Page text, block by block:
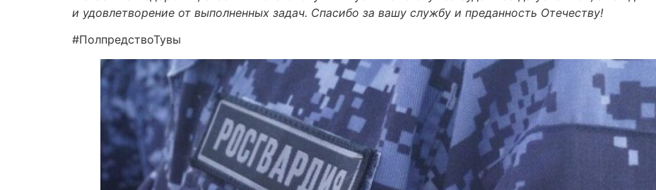
и удовлетворение от выполненных задач. Спасибо за вашу службу и преданность Отечеству!
#ПолпредствоТувы